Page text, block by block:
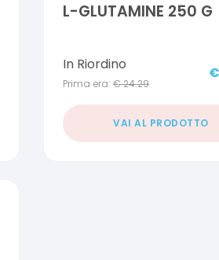
L-GLUTAMINE 250 G
In Riordino
Prima era: €24.29
€
VAI AL PRODOTTO